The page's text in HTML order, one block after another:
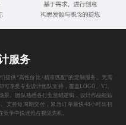
服务
提供“高性价比+精准匹配”的定制服务。无需
可享受专业设计团队支持，覆盖LOGO、VI、
景。团队熟悉各行业营销逻辑，设计作品能贴
支持短周期交付，紧急订单最快48小时出初
争中快速抢占视觉先机。